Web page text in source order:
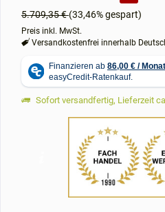
5.709,35 €(33,46% gespart)
Preis inkl. MwSt.
Versandkostenfrei innerhalb
Sofort versandfertig, Lieferzeit